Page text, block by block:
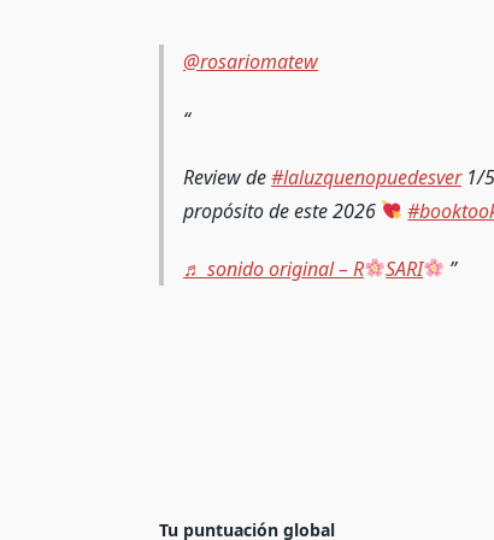
@rosariomatew
Review de#laluzquenopuedesver1/
propósito de este 2026
♬ sonido original – R SARI
Tu puntuación global